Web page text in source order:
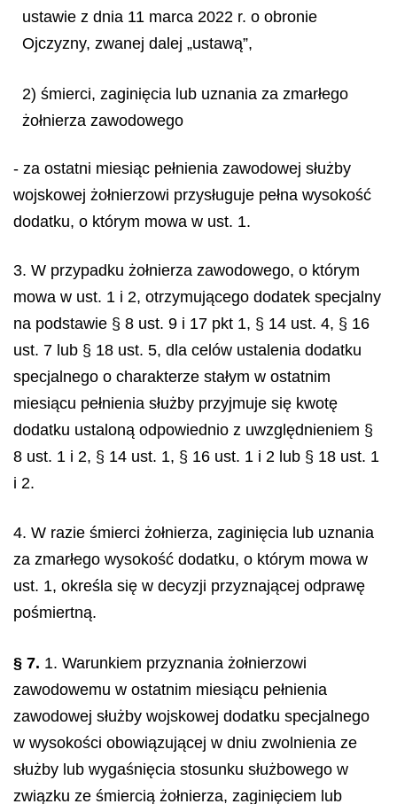
ustawie z dnia 11 marca 2022 r. o obronie
Ojczyzny, zwanej dalej „ustawą”,
2) śmierci, zaginięcia lub uznania za zmarłego
żołnierza zawodowego
- za ostatni miesiąc pełnienia zawodowej służby
wojskowej żołnierzowi przysługuje pełna wysokość
dodatku, o którym mowa w ust. 1.
3. W przypadku żołnierza zawodowego, o którym
mowa w ust. 1 i 2, otrzymującego dodatek specjalny
na podstawie § 8 ust. 9 i 17 pkt 1, § 14 ust. 4, § 16
ust. 7 lub § 18 ust. 5, dla celów ustalenia dodatku
specjalnego o charakterze stałym w ostatnim
miesiącu pełnienia służby przyjmuje się kwotę
dodatku ustaloną odpowiednio z uwzględnieniem §
8 ust. 1 i 2, § 14 ust. 1, § 16 ust. 1 i 2 lub § 18 ust. 1
i 2.
4. W razie śmierci żołnierza, zaginięcia lub uznania
za zmarłego wysokość dodatku, o którym mowa w
ust. 1, określa się w decyzji przyznającej odprawę
pośmiertną.
§ 7. 1. Warunkiem przyznania żołnierzowi
zawodowemu w ostatnim miesiącu pełnienia
zawodowej służby wojskowej dodatku specjalnego
w wysokości obowiązującej w dniu zwolnienia ze
służby lub wygaśnięcia stosunku służbowego w
związku ze śmiercią żołnierza, zaginięciem lub